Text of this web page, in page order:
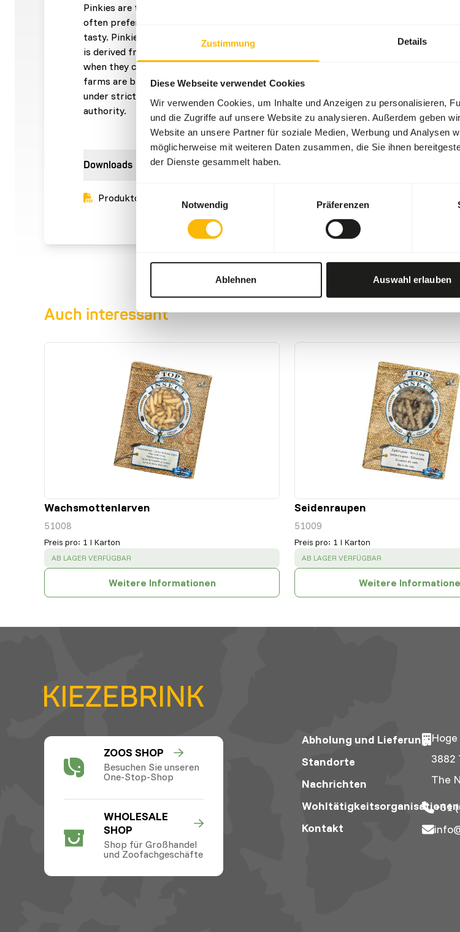
Zustimmung Details
Diese Webseite verwendet Cookies
Wir verwenden Cookies, um Inhalte und Anzeigen zu personalisieren,
und die Zugriffe auf unsere Website zu analysieren. Außerdem geben
Website an unsere Partner für soziale Medien, Werbung und Analysen
möglicherweise mit weiteren Daten zusammen, die Sie ihnen
der Dienste gesammelt haben.
Notwendig
Präferenzen
Ablehnen Auswahl erlauben
Pinkies are the most used frozen insects. If we let birds choose, they’ll
often prefer this insect. It’s a maggot with a soft skin and rather
tasty. Pinkies are the larvae of the Green bottle fly. The name pinkies
is derived from the English word “pink” because of their pink colour
when they clean themselves before they pupate. Pinkies from our
farms are bred on fresh offal from the food industry. These farms are
under strict supervision of government agencies of EU food safety
authority.
Downloads
Produktdatenblatt
it can
their
Auch interessant
Wachsmottenlarven
51008
Preis pro: 1 l Karton
SUCCESS:
AB LAGER VERFÜGBAR
Weitere Informationen
Seidenraupen
51009
Preis pro: 1 l Karton
SUCCESS:
AB LAGER VERFÜGBAR
Weitere
ZOOS SHOP
Besuchen Sie unseren
One-Stop-Shop
WHOLESALE
SHOP
Shop für Großhandel
und Zoofachgeschäfte
Abholung und Lieferung
Standorte
Nachrichten
Wohltätigkeitsorganisationen
Kontakt
Hoge
3882
The
+31